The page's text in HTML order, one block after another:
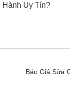
Hành Uy Tín?
Báo Giá Sửa